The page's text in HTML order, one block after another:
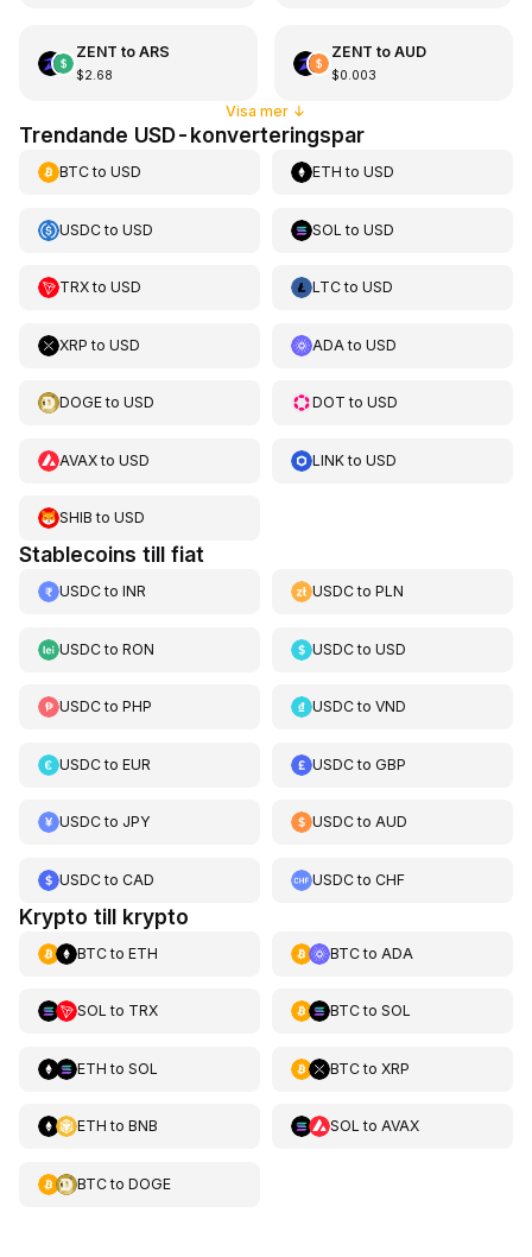
ZENT to ARS
$2.68
ZENT to AUD
$0.003
Visa mer ↓
Trendande USD-konverteringspar
BTCto USD ETH toUSD
USDCto USD SOL toUSD
TRXto USD LTCtoUSD
XRP to USD ADA toUSD
DOGEto USD DOT toUSD
AVAXto USD LINKtoUSD
SHIB to USD
Stablecoins till fiat
USDCto INR USDCtoPLN
USDCto RON USDCtoUSD
USDCto PHP USDCtoVND
USDCto EUR USDCtoGBP
USDCto JPY USDCtoAUD
USDCto CAD USDCtoCHF
Krypto till krypto
BTCto ETH BTCto ADA
SOL to TRX BTCto SOL
ETH to SOL BTCto XRP
ETH to BNB SOL to AVAX
BTCto DOGE